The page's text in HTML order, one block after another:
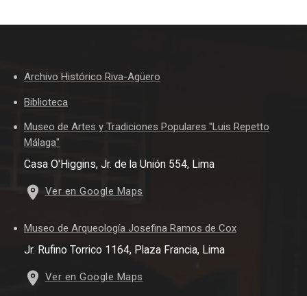
Archivo Histórico Riva-Agüero
Biblioteca
Museo de Artes y Tradiciones Populares "Luis Repetto
Málaga"
Casa O'Higgins, Jr. de la Unión 554, Lima
Ver en Google Maps
Museo de Arqueología Josefina Ramos de Cox
Jr. Rufino Torrico 1164, Plaza Francia, Lima
Ver en Google Maps